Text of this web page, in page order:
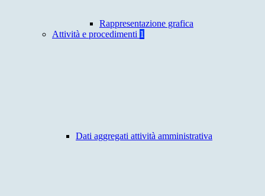
Rappresentazione grafica
Attività e procedimenti 1
Dati aggregati attività amministrativa